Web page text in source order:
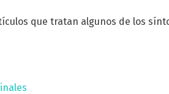
que tratan algunos de los